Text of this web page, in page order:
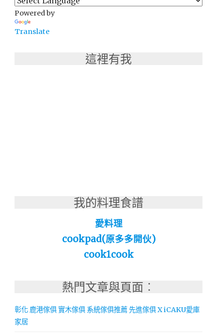
Powered by
Translate
這裡有我
我的料理食譜
愛料理
cookpad(原多多開伙)
cook1cook
熱門文章與頁面︰
彰化 鹿港傢俱 實木傢俱 系統傢俱推薦 先進傢俱 X iCAKU愛庫
家居